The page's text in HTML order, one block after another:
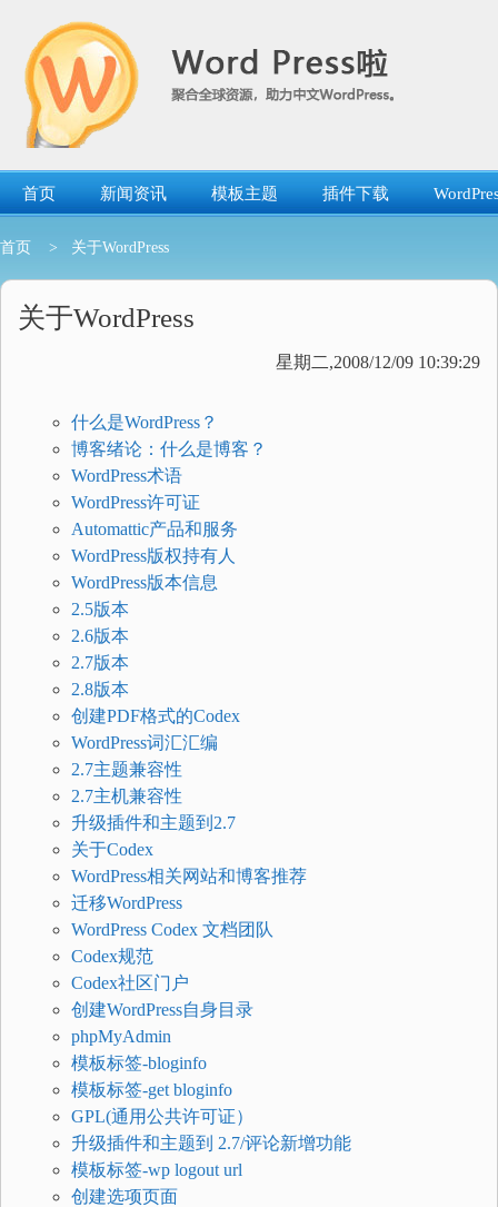
首页 新闻资讯 模板主题 插件下载
首页 > 关于WordPress
关于WordPress
星期二,2008/12/09 10:39:29
什么是WordPress？
博客绪论：什么是博客？
WordPress术语
WordPress许可证
Automattic产品和服务
WordPress版权持有人
WordPress版本信息
2.5版本
2.6版本
2.7版本
2.8版本
创建PDF格式的Codex
WordPress词汇汇编
2.7主题兼容性
2.7主机兼容性
升级插件和主题到2.7
关于Codex
WordPress相关网站和博客推荐
迁移WordPress
WordPress Codex 文档团队
Codex规范
Codex社区门户
创建WordPress自身目录
phpMyAdmin
模板标签-bloginfo
模板标签-get bloginfo
GPL(通用公共许可证）
升级插件和主题到 2.7/评论新增功能
模板标签-wp logout url
创建选项页面